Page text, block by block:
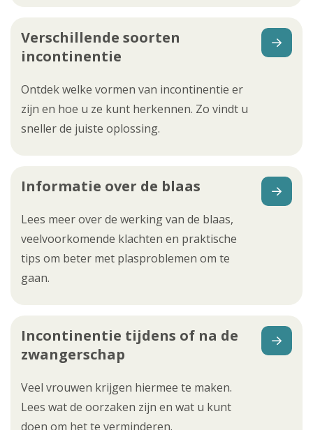
Verschillende soorten
incontinentie
Ontdek welke vormen van incontinentie er
zijn en hoe u ze kunt herkennen. Zo vindt u
sneller de juiste oplossing.
Informatie over de blaas
Lees meer over de werking van de blaas,
veelvoorkomende klachten en praktische
tips om beter met plasproblemen om te
gaan.
Incontinentie tijdens of na de
zwangerschap
Veel vrouwen krijgen hiermee te maken.
Lees wat de oorzaken zijn en wat u kunt
doen om het te verminderen.